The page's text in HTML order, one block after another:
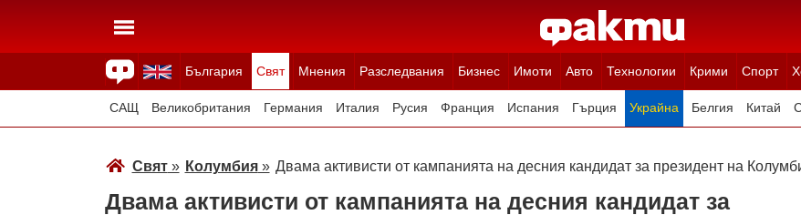
България Свят Мнения Разследвания Бизнес Имоти Авто Технологии Крими Спорт
Здраве Времето Анкети Вицове Куизове
САЩ Великобритания Германия Италия Русия Франция Испания Гърция Украйна Белгия Китай
Свят» Колумбия» Двама активисти от кампанията на десния кандидат за президент на
Двама активисти от кампанията на десния кандидат за